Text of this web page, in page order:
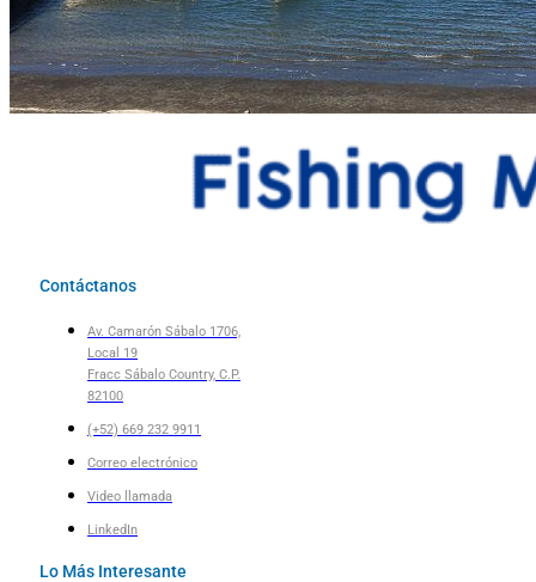
Contáctanos
Av. Camarón Sábalo 1706,
Local 19
Fracc Sábalo Country, C.P.
82100
(+52) 669 232 9911
Correo electrónico
Video llamada
LinkedIn
Lo Más Interesante